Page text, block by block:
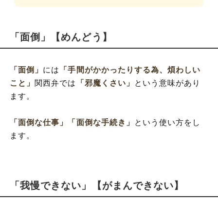
「面倒」【めんどう】
「面倒」 には
「手間がかかったりする為、煩わしい
こと」 関西弁では 「邪魔くさい」
という意味があり
ます。
「面倒な仕事」 「面倒な手続き」
という使い方をし
ます。
「我慢できない」【がまんできない】